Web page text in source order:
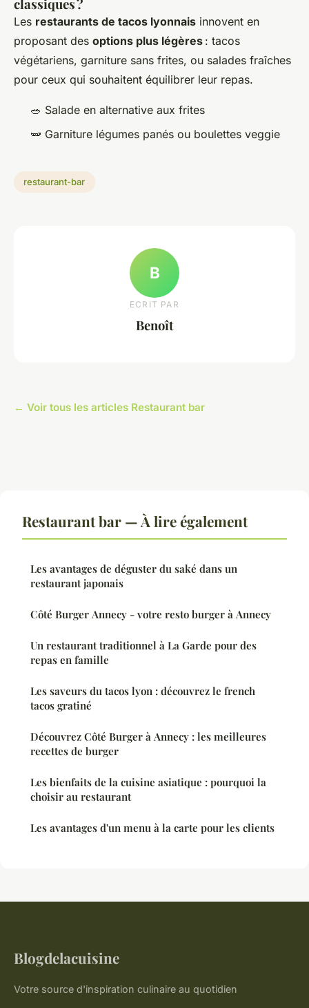
classiques ?
Les restaurants de tacos lyonnais innovent en
proposant des options plus légères : tacos
végétariens, garniture sans frites, ou salades fraîches
pour ceux qui souhaitent équilibrer leur repas.
🥗 Salade en alternative aux frites
🫛 Garniture légumes panés ou boulettes veggie
restaurant-bar
B
ECRIT PAR
Benoît
← Voir tous les articles Restaurant bar
Restaurant bar — À lire également
Les avantages de déguster du saké dans un
restaurant japonais
Côté Burger Annecy - votre resto burger à Annecy
Un restaurant traditionnel à La Garde pour des
repas en famille
Les saveurs du tacos lyon : découvrez le french
tacos gratiné
Découvrez Côté Burger à Annecy : les meilleures
recettes de burger
Les bienfaits de la cuisine asiatique : pourquoi la
choisir au restaurant
Les avantages d'un menu à la carte pour les clients
Blogdelacuisine
Votre source d'inspiration culinaire au quotidien